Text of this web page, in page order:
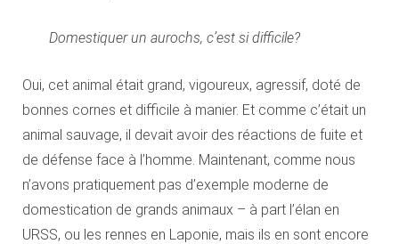
Domestiquer un aurochs, c’est si difficile?
Oui, cet animal était grand, vigoureux, agressif, doté de
bonnes cornes et difficile à manier. Et comme c’était un
animal sauvage, il devait avoir des réactions de fuite et
de défense face à l’homme. Maintenant, comme nous
n’avons pratiquement pas d’exemple moderne de
domestication de grands animaux – à part l’élan en
URSS, ou les rennes en Laponie, mais ils en sont encore